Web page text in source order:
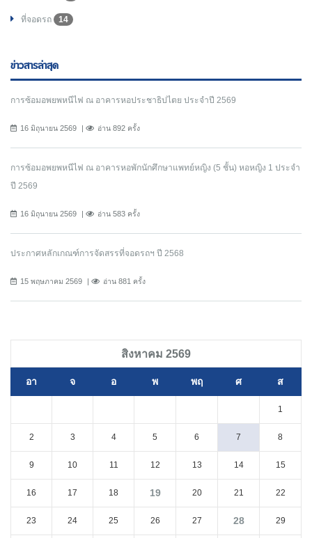
ที่จอดรถ 14
ข่าวสารล่าสุด
การซ้อมอพยพหนีไฟ ณ อาคารหอประชาธิปไตย ประจำปี 2569
16 มิถุนายน 2569 อ่าน 892 ครั้ง
การซ้อมอพยพหนีไฟ ณ อาคารหอพักนักศึกษาแพทย์หญิง (5 ชั้น) หอหญิง 1 ประจำ
ปี 2569
16 มิถุนายน 2569 อ่าน 583 ครั้ง
ประกาศหลักเกณฑ์การจัดสรรที่จอดรถฯ ปี 2568
15 พฤษภาคม 2569 อ่าน 881 ครั้ง
สิงหาคม 2569
อา จ อ พ พฤ ศ ส
1
2 3 4 5 6 7 8
9 10 11 12 13 14 15
16 17 18 19 20 21 22
23 24 25 26 27 28 29